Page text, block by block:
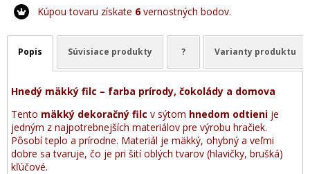
Kúpou tovaru získate 6vernostných bodov.
Popis Súvisiace produkty ? Varianty produktu
Hnedý mäkký filc – farba prírody, čokolády a domova
Tento mäkký dekoračný filc v sýtom hnedom odtieni je
jedným z najpotrebnejších materiálov pre výrobu hračiek.
Pôsobí teplo a prírodne. Materiál je mäkký, ohybný a veľmi
dobre sa tvaruje, čo je pri šití oblých tvarov (hlavičky, brušká)
kľúčové.